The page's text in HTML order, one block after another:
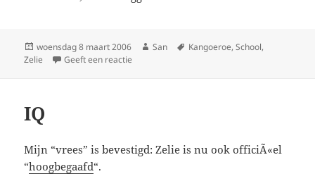
Geplaatst
op
woensdag 8 maart 2006 Auteur
San Tags
Kangoeroe,School,
Zelie
Geeft een reactie
IQ
Mijn “vrees” is bevestigd: Zelie is nu ook officiÃ«el
“hoogbegaafd“.